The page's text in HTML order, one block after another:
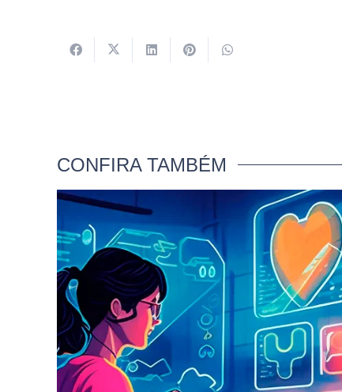
CONFIRA TAMBÉM